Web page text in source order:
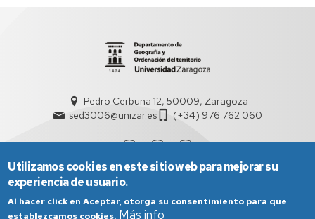
Pedro Cerbuna 12, 50009, Zaragoza
sed3006@unizar.es
(+34) 976 762 060
Utilizamos cookies en este sitio web para mejorar su
experiencia de usuario.
Al hacer click en Aceptar, otorga su consentimiento para que
establezcamos cookies. Más info